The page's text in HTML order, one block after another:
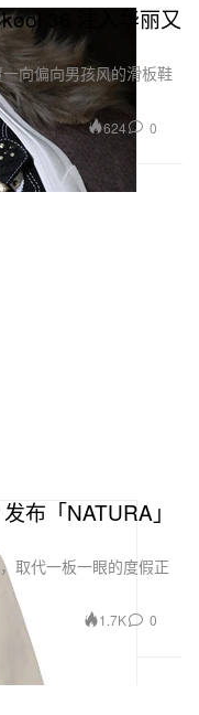
36 注入华丽又
向偏向男孩风的滑板鞋
624 0
布「NATURA」
取代一板一眼的度假正
1.7K 0